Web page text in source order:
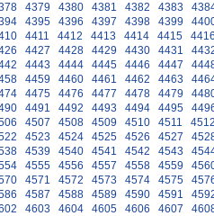
4379 4380 4381 4382 4383
4395 4396 4397 4398 4399
4411 4412 4413 4414 4415
4427 4428 4429 4430 4431
4443 4444 4445 4446 4447
4459 4460 4461 4462 4463
4475 4476 4477 4478 4479
4491 4492 4493 4494 4495
4507 4508 4509 4510 4511
4523 4524 4525 4526 4527
4539 4540 4541 4542 4543
4555 4556 4557 4558 4559
4571 4572 4573 4574 4575
4587 4588 4589 4590 4591
4603 4604 4605 4606 4607